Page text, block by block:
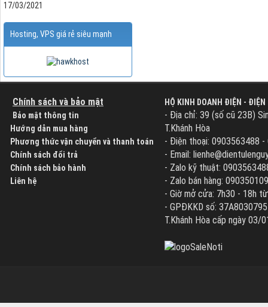
17/03/2021
Hosting, VPS giá rẻ siêu mạnh
Chính sách và bảo mật
Bảo mật thông tin
Hướng dẫn mua hàng
Phương thức vận chuyển và thanh toán
Chính sách đổi trả
Chính sách bảo hành
Liên hệ
HỘ KINH DOANH ĐIỆN - ĐIỆN
- Địa chỉ: 39 (số cũ 23B)
T.Khánh Hòa
- Điện thoại: 0903563488
- Email:
- Zalo kỹ thuật:
- Zalo bán hàng:
- Giờ mở cửa: 7h30 - 18h
- GPĐKKD số:
T.Khánh Hòa cấp ngày 03/